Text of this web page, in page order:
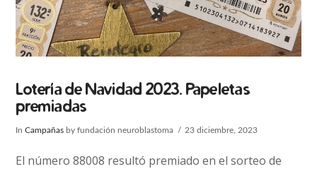
Lotería de Navidad 2023. Papeletas
premiadas
InCampañas by fundación neuroblastoma 23 diciembre, 2023
El número 88008 resultó premiado en el sorteo de